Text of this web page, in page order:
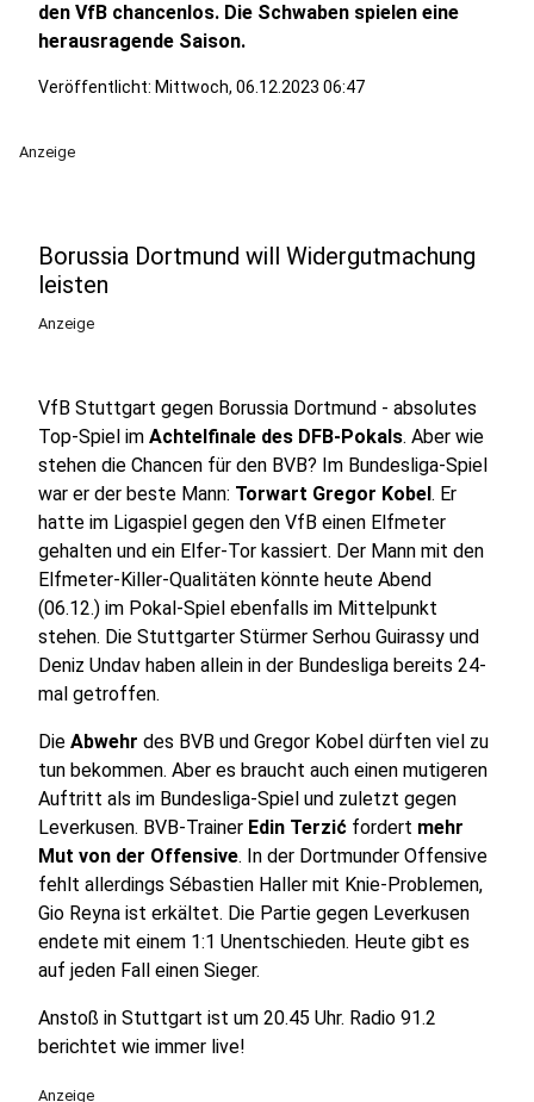
den VfB chancenlos. Die Schwaben spielen eine
herausragende Saison.
Veröffentlicht: Mittwoch, 06.12.2023 06:47
Anzeige
Borussia Dortmund will Widergutmachung
leisten
Anzeige
VfB Stuttgart gegen Borussia Dortmund - absolutes
Top-Spiel im Achtelfinale des DFB-Pokals. Aber wie
stehen die Chancen für den BVB? Im Bundesliga-Spiel
war er der beste Mann: Torwart Gregor Kobel. Er
hatte im Ligaspiel gegen den VfB einen Elfmeter
gehalten und ein Elfer-Tor kassiert. Der Mann mit den
Elfmeter-Killer-Qualitäten könnte heute Abend
(06.12.) im Pokal-Spiel ebenfalls im Mittelpunkt
stehen. Die Stuttgarter Stürmer Serhou Guirassy und
Deniz Undav haben allein in der Bundesliga bereits 24-
mal getroffen.
Die Abwehr des BVB und Gregor Kobel dürften viel zu
tun bekommen. Aber es braucht auch einen mutigeren
Auftritt als im Bundesliga-Spiel und zuletzt gegen
Leverkusen. BVB-Trainer Edin Terzić fordert mehr
Mut von der Offensive. In der Dortmunder Offensive
fehlt allerdings Sébastien Haller mit Knie-Problemen,
Gio Reyna ist erkältet. Die Partie gegen Leverkusen
endete mit einem 1:1 Unentschieden. Heute gibt es
auf jeden Fall einen Sieger.
Anstoß in Stuttgart ist um 20.45 Uhr. Radio 91.2
berichtet wie immer live!
Anzeige